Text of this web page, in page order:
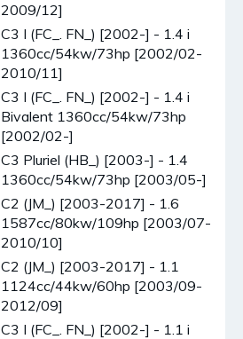
2009/12]
C3 I (FC_. FN_) [2002-] - 1.4 i
1360cc/54kw/73hp [2002/02-
2010/11]
C3 I (FC_. FN_) [2002-] - 1.4 i
Bivalent 1360cc/54kw/73hp
[2002/02-]
C3 Pluriel (HB_) [2003-] - 1.4
1360cc/54kw/73hp [2003/05-]
C2 (JM_) [2003-2017] - 1.6
1587cc/80kw/109hp [2003/07-
2010/10]
C2 (JM_) [2003-2017] - 1.1
1124cc/44kw/60hp [2003/09-
2012/09]
C3 I (FC_. FN_) [2002-] - 1.1 i